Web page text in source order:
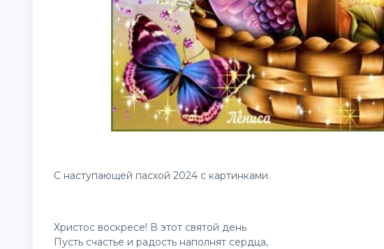
С наступающей пасхой 2024 с картинками.
Христос воскресе! В этот святой день
Пусть счастье и радость наполнят сердца,